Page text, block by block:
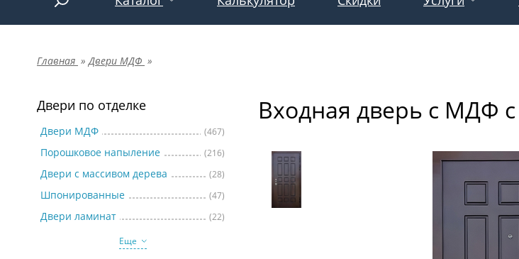
Двери по отделке
Двери по назначению
Двери по особенностям
Двери с массивом дерева
Шпонированные
Двери ламинат
Двери с винилискожей
Производство
Гарантия и
Главная » Двери МДФ »
Двери по отделке
Двери МДФ (467)
Порошковое напыление (216)
Двери с массивом дерева (28)
Шпонированные (47)
Двери ламинат
(22)
Еще
Входная дверь с МДФ